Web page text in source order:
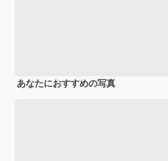
あなたにおすすめの写真